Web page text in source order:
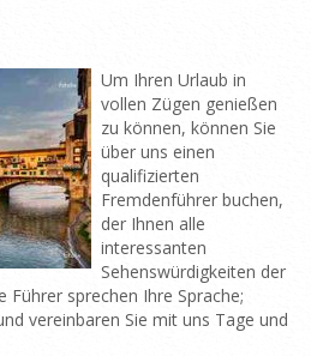
Um Ihren Urlaub in
vollen Zügen genießen
zu können, können Sie
über uns einen
qualifizierten
Fremdenführer buchen,
der Ihnen alle
interessanten
Sehenswürdigkeiten der
Führer sprechen Ihre Sprache;
vereinbaren Sie mit uns Tage und